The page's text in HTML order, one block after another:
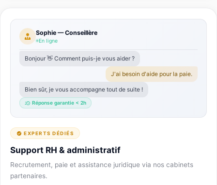
Sophie — Conseillère
En ligne
Bonjour 👋 Comment puis-je vous aider ?
J'ai besoin d'aide pour la paie.
Bien sûr, je vous accompagne tout de suite !
Réponse garantie < 2h
EXPERTS DÉDIÉS
Support RH & administratif
Recrutement, paie et assistance juridique via nos cabinets
partenaires.